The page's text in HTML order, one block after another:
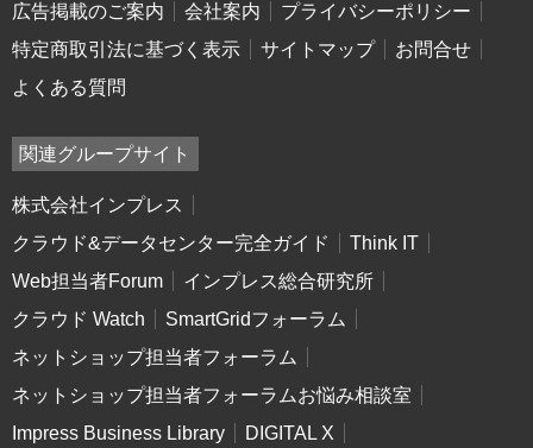
広告掲載のご案内
会社案内
プライバシーポリシー
特定商取引法に基づく表示
サイトマップ
お問合せ
よくある質問
関連グループサイト
株式会社インプレス
クラウド&データセンター完全ガイド
Think IT
Web担当者Forum
インプレス総合研究所
クラウド Watch
SmartGridフォーラム
ネットショップ担当者フォーラム
ネットショップ担当者フォーラムお悩み相談室
Impress Business Library
DIGITAL X